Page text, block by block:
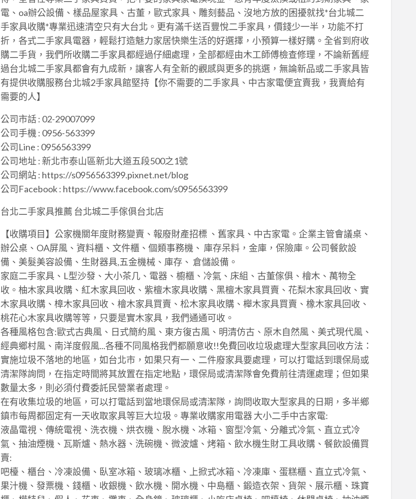
電、oa辦公設備、樣品屋家具、古董，歐式家具、雕刻藝品、沒地方放的困擾就找*台北城二
手家具收購*專業迅速清空只有大台北。更有滿千送百豐悅二手家具，價錢少一半，功能不打
折，各式二手家具電器，輕鬆打造魅力家居快樂生活的好選擇，小預算一樣好購。全省到府收
購二手貨，我們所收購二手家具都經過仔細處理，全部都經由木工師傅檢查修理，不論新舊經
過台北城二手家具都會有九成新，讓客人有全新的觀感與更多的挑選，無論新品或二手家具皆
有提供收購服務台北城2手家具館堅持【你不需要的二手家具、中古家電便宜賣我，我賣給有
需要的人】
公司市話 : 02-29007099
公司手機 : 0956-563399
公司Line : 0956563399
公司地址 : 新北市泰山區新北大道五段500之1號
公司網站 : https://s0956563399.pixnet.net/blog
公司Facebook : https://www.facebook.com/s0956563399
台北二手家具推薦 台北城二手傢俱台北店
【收購項目】公家機關年度財務變賣、報廢財產招標 、舊家具、中古家電。企業主管會議桌、
辦公桌、OA屏風、資料櫃、文件櫃、個類事務機、 庫存呆料，金庫，保險庫。公司餐飲設
備、美髮美容設備、生財器具,五金機械、庫存、 倉儲設備。
家庭二手家具、L型沙發、大小茶几、電器、櫥櫃、冷氣、床組、古董傢俱、檜木、萬物全
收。柚木家具收購、紅木家具回收、紫檀木家具收購、黑檀木家具買賣、花梨木家具回收、實
木家具收購、樟木家具回收、檜木家具買賣、松木家具收購、櫸木家具買賣、橡木家具回收、
桃花心木家具收購等等，只要是實木家具，我們通通可收。
各種風格包含:歐式古典風、日式簡約風、東方復古風、明清仿古、原木自然風、美式現代風、
經典鄉村風、南洋度假風...各種不同風格我們都願意收!!免費回收垃圾處理大型家具回收方法：
實施垃圾不落地的地區，如台北市，如果只有一、二件廢家具要處理，可以打電話到環保局或
清潔隊詢問，在指定時間將其放置在指定地點，環保局或清潔隊會免費前往清運處理；但如果
數量太多，則必須付費委託民營業者處理。
在有收集垃圾的地區，可以打電話到當地環保局或清潔隊，詢問收取大型家具的日期，多半鄉
鎮市每周都固定有一天收取家具等巨大垃圾。專業收購家用電器 大小二手中古家電:
液晶電視、傳統電視、洗衣機、烘衣機、脫水機、冰箱、窗型冷氣、分離式冷氣、直立式冷
氣、抽油煙機、瓦斯爐、熱水器、洗碗機、微波爐、烤箱、飲水機生財工具收購、餐飲設備買
賣:
吧檯、櫃台、冷凍設備、臥室冰箱、玻璃冰櫃、上掀式冰箱、冷凍庫、蛋糕櫃、直立式冷氣、
果汁機、發票機、錢櫃、收銀機、飲水機、開水機、中島櫃、鍛造衣架、貨架、展示櫃、珠寶